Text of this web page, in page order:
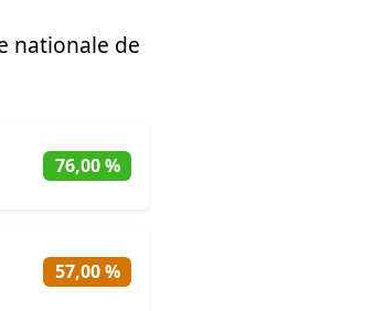
nationale de
76,00 %
57,00 %